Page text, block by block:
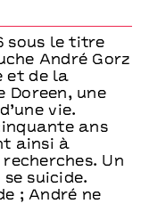
sous le titre
André Gorz
et de la
Doreen, une
vie.
ans
ainsi à
Un
suicide.
; André ne